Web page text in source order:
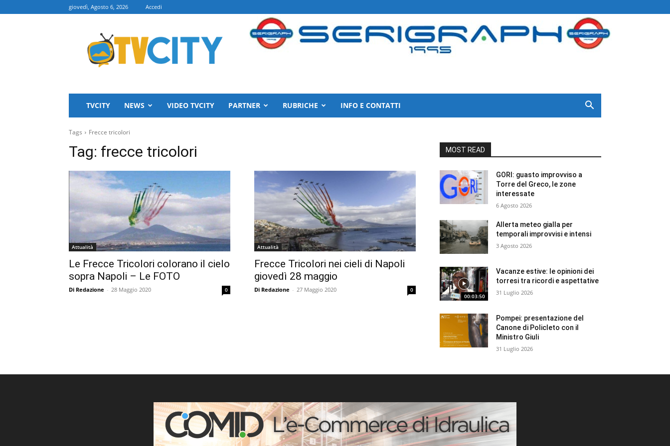
giovedì, Agosto 6, 2026 Accedi
TVCITY
TVCITY NEWS VIDEO TVCITY PARTNER RUBRICHE INFO E CONTATTI
Tags Frecce tricolori
Tag: frecce tricolori
Attualità
Le Frecce Tricolori colorano il cielo
sopra Napoli – Le FOTO
Di Redazione - 28 Maggio 2020 0
Attualità
Frecce Tricolori nei cieli di Napoli
giovedì 28 maggio
Di Redazione - 27 Maggio 2020 0
MOST READ
GORI: guasto improvviso a
Torre del Greco, le zone
interessate
6 Agosto 2026
Allerta meteo gialla per
temporali improvvisi e intensi
3 Agosto 2026
00:03:50
Vacanze estive: le opinioni dei
torresi tra ricordi e aspettative
31 Luglio 2026
Pompei: presentazione del
Canone di Policleto con il
Ministro Giuli
31 Luglio 2026